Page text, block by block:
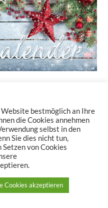
Newsletter
Sie erhalten nicht
wie Tischwäsche und
Winteroase verwandeln.
der Vorweihnachtszeit
bestmöglich an Ihre
die Cookies annehmen
selbst in den
Sie dies nicht tun,
Setzen von Cookies
Cookies akzeptieren